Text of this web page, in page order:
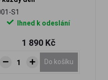
S1
Ihned k odeslání
1 890 Kč
Do košíku